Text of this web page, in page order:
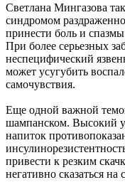
Светлана Мингазова
синдромом
принести боль и
При более серьезных
неспецифический
может усугубить
самочувствия.
Еще одной важной
шампанском. Высокий
напиток
привести к резким
негативно сказаться на